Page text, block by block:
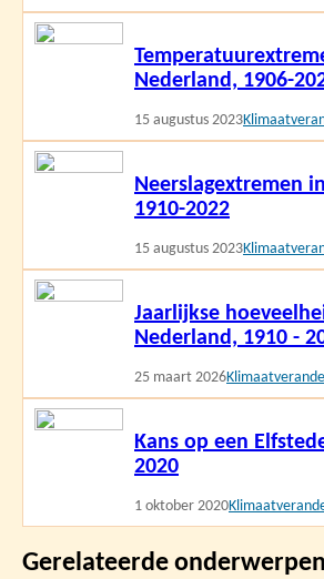
Nederland, 1906-
15 augustus 2023
Lees
Neerslagextremen
1910-2022
15 augustus 2023
Lees
Jaarlijkse
Nederland, 1910 -
25 maart 2026
Lees
Kans op een
2020
1 oktober 2020
Lees
Gerelateerde onderwerpen